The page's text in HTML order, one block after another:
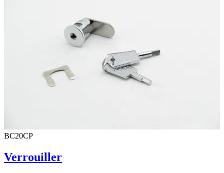
BC20CP
Verrouiller